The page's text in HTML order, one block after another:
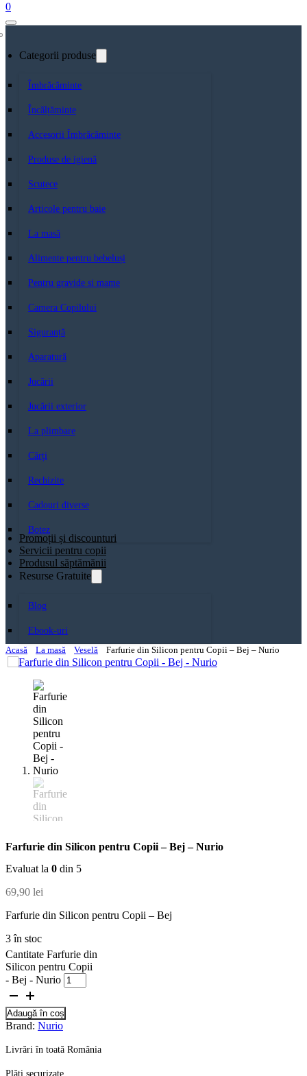
0
Categorii produse
Îmbrăcăminte
Încălțăminte
Accesorii Îmbrăcăminte
Produse de igienă
Scutece
Articole pentru baie
La masă
Alimente pentru bebeluși
Pentru gravide si mame
Camera Copilului
Siguranță
Aparatură
Jucării
Jucării exterior
La plimbare
Cărți
Rechizite
Cadouri diverse
Botez
Promoții și discounturi
Servicii pentru copii
Produsul săptămănii
Resurse Gratuite
Blog
Ebook-uri
Acasă
La masă Veselă Farfurie din Silicon pentru Copii – Bej – Nurio
Farfurie din Silicon pentru Copii – Bej – Nurio
Evaluat la 0 din 5
69,90 lei
Farfurie din Silicon pentru Copii – Bej
3 în stoc
Cantitate Farfurie din
Silicon pentru Copii
- Bej - Nurio
Adaugă în coș
Brand: Nurio
Livrări în toată România
Plăți securizate